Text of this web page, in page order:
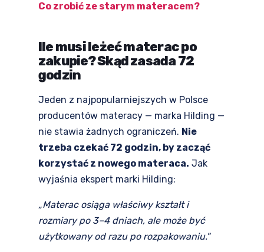
Co zrobić ze starym materacem?
Ile musi leżeć materac po
zakupie? Skąd zasada 72
godzin
Jeden z najpopularniejszych w Polsce
producentów materacy — marka Hilding —
nie stawia żadnych ograniczeń. Nie
trzeba czekać 72 godzin, by zacząć
korzystać z nowego materaca. Jak
wyjaśnia ekspert marki Hilding:
„Materac osiąga właściwy kształt i
rozmiary po 3–4 dniach, ale może być
użytkowany od razu po rozpakowaniu."